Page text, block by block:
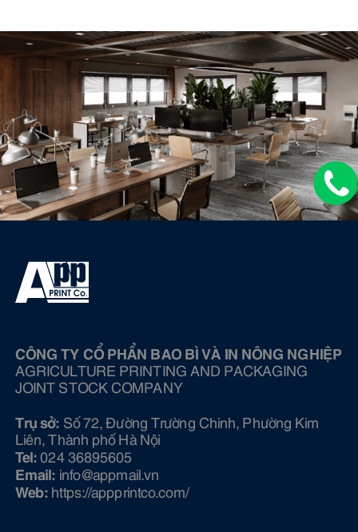
CÔNG TY CỔ PHẨN BAO BÌ VÀ IN NÔNG NGHIỆP
AGRICULTURE PRINTING AND PACKAGING
JOINT STOCK COMPANY
Trụ sở: Số 72, Đường Trường Chinh, Phường Kim
Liên, Thành phố Hà Nội
Tel:024 36895605
Email: info@ appmail.vn
Web: https://appprintco.com/